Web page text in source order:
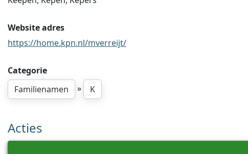
Website adres
https://home.kpn.nl/mverreijt/
Categorie
Familienamen
» K
Acties